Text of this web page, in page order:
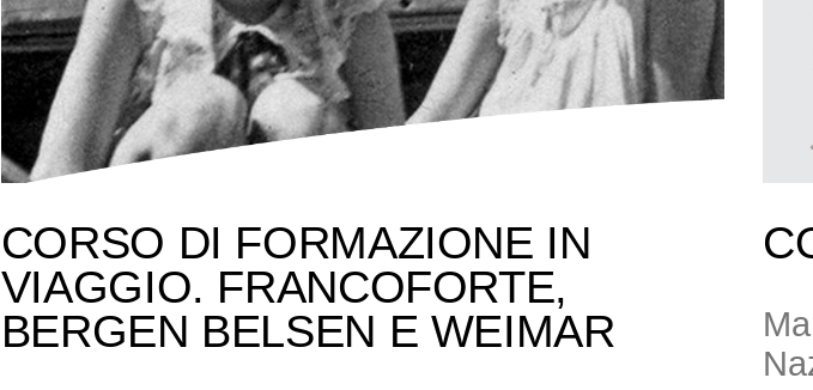
CORSO DI FORMAZIONE IN
VIAGGIO. FRANCOFORTE,
BERGEN BELSEN E WEIMAR